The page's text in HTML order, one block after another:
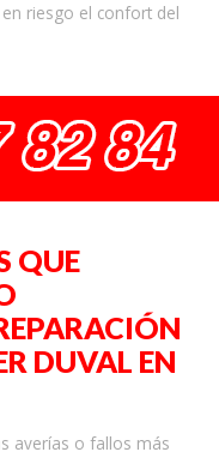
riesgo el confort del
QUE
DUVAL EN
averías o fallos más